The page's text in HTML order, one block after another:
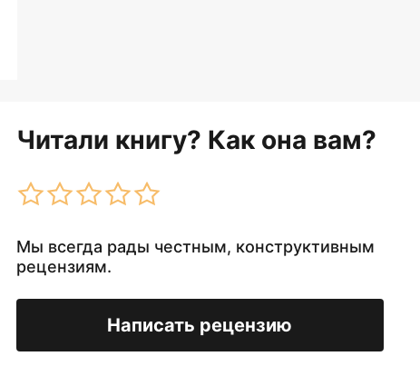
Читали книгу? Как она вам?
Мы всегда рады честным, конструктивным
рецензиям.
Написать рецензию